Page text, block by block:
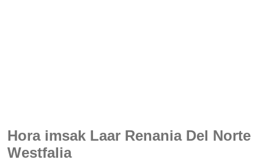
Hora imsak Laar Renania Del Norte
Westfalia